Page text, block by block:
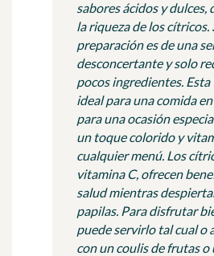
sabores ácidos y dulces,
la riqueza de los cítricos.
preparación es de una
desconcertante y solo
pocos ingredientes.
ideal para una comida
para una ocasión
un toque colorido y
cualquier menú. Los
vitamina C, ofrecen
salud mientras
papilas. Para disfrutar
puede servirlo tal cual o
con un coulis de frutas o